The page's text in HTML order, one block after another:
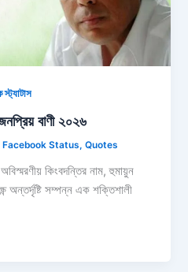
বাণী ২০২৬
Facebook Status,Quotes
কিংবদন্তির নাম, হুমায়ুন
অন্তর্দৃষ্টি সম্পন্ন এক শক্তিশালী